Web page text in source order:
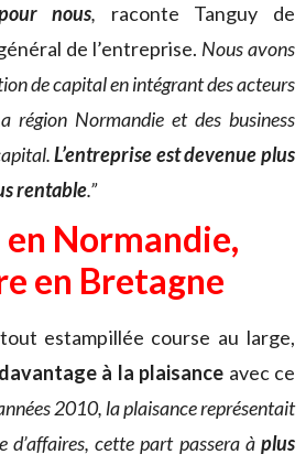
nous, raconte Tanguy de
de l’entreprise. Nous avons
de capital en intégrant des acteurs
région Normandie et des business
L’entreprise est devenue plus
rentable.”
en Normandie,
en Bretagne
estampillée course au large,
à la plaisance avec ce
2010, la plaisance représentait
cette part passera à plus